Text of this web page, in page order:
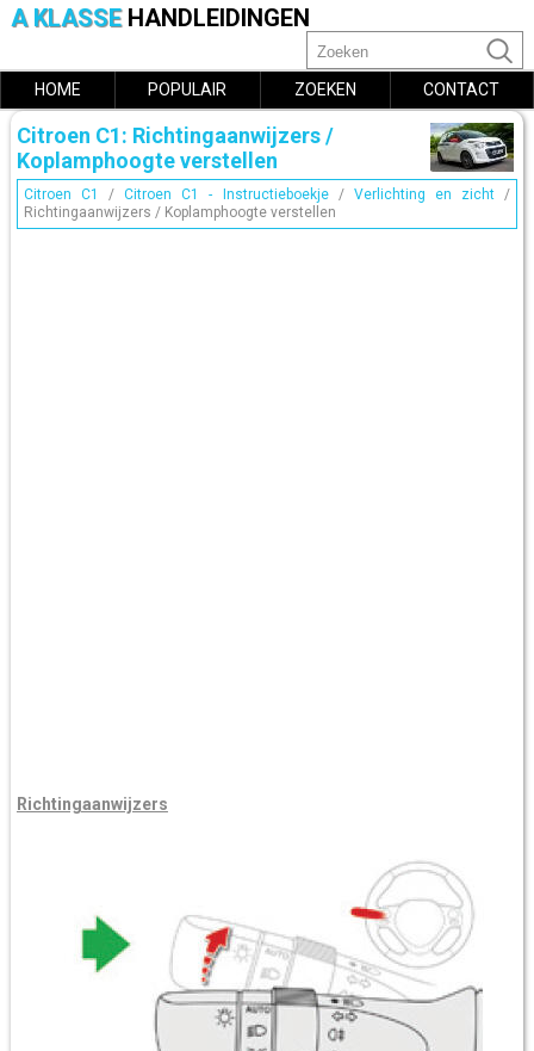
A KLASSE HANDLEIDINGEN
HOME POPULAIR ZOEKEN CONTACT
Citroen C1: Richtingaanwijzers /
Koplamphoogte verstellen
Citroen C1 /Citroen C1 - Instructieboekje/ Verlichting en zicht/
Richtingaanwijzers / Koplamphoogte verstellen
Richtingaanwijzers